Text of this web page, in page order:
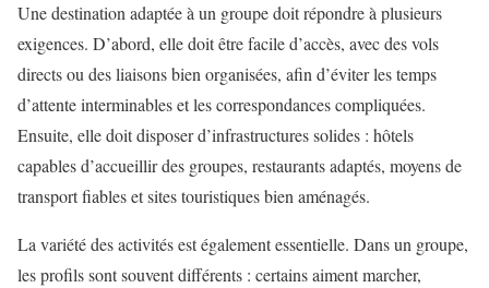
Une destination adaptée à un groupe doit répondre à plusieurs
exigences. D’abord, elle doit être facile d’accès, avec des vols
directs ou des liaisons bien organisées, afin d’éviter les temps
d’attente interminables et les correspondances compliquées.
Ensuite, elle doit disposer d’infrastructures solides : hôtels
capables d’accueillir des groupes, restaurants adaptés, moyens de
transport fiables et sites touristiques bien aménagés.
La variété des activités est également essentielle. Dans un groupe,
les profils sont souvent différents : certains aiment marcher,